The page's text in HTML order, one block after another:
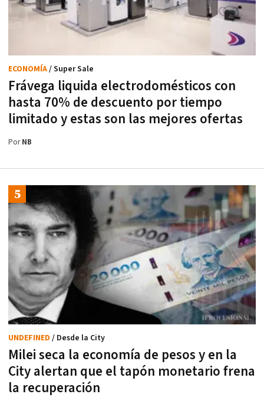
Frávega liquida electrodomésticos con
hasta 70% de descuento por tiempo
limitado y estas son las mejores ofertas
ECONOMÍA/ Super Sale
PorNB
Milei seca la economía de pesos y en la
City alertan que el tapón monetario frena
la recuperación
UNDEFINED / Desde la City